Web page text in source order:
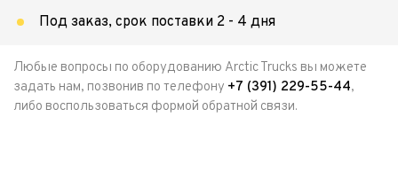
Под заказ, срок поставки 2 - 4 дня
Любые вопросы по оборудованию Arctic Trucks вы можете
задать нам, позвонив по телефону +7 (391) 229-55-44,
либо воспользоваться формой обратной связи.